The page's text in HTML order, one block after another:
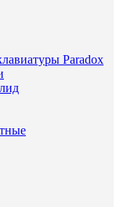
Paradox